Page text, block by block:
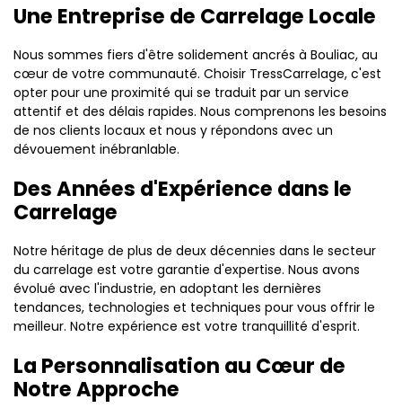
Une Entreprise de Carrelage Locale
Nous sommes fiers d'être solidement ancrés à Bouliac, au
cœur de votre communauté. Choisir TressCarrelage, c'est
opter pour une proximité qui se traduit par un service
attentif et des délais rapides. Nous comprenons les besoins
de nos clients locaux et nous y répondons avec un
dévouement inébranlable.
Des Années d'Expérience dans le
Carrelage
Notre héritage de plus de deux décennies dans le secteur
du carrelage est votre garantie d'expertise. Nous avons
évolué avec l'industrie, en adoptant les dernières
tendances, technologies et techniques pour vous offrir le
meilleur. Notre expérience est votre tranquillité d'esprit.
La Personnalisation au Cœur de
Notre Approche